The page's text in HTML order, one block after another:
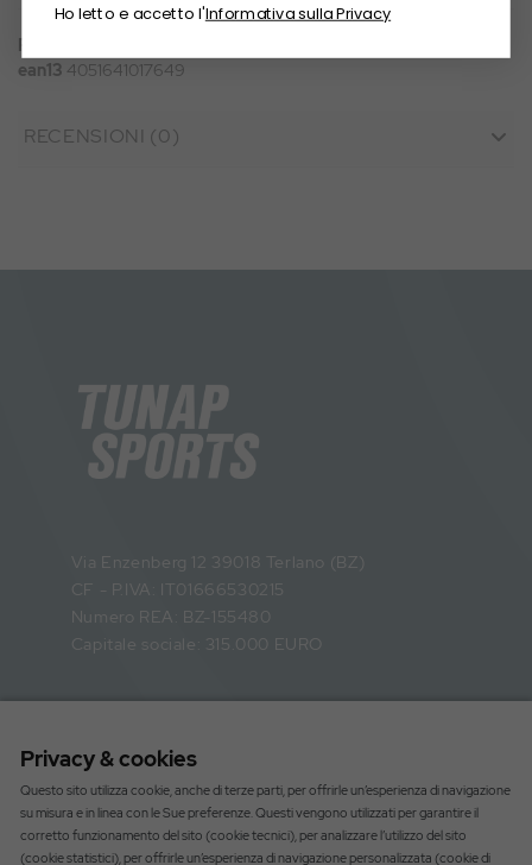
Riferimento
ean13 4051641017649
RECENSIONI (0)
Via Enzenberg 12 39018 Terlano (BZ)
CF - P.IVA: IT01666530215
Numero REA: BZ-155480
Capitale sociale: 315.000 EURO
Catalogo
Sei un'officina Bike?
Privacy & cookies
Questo sito utilizza cookie, anche di terze parti, per offrirle un’esperienza di navigazione
su misura e in linea con le Sue preferenze. Questi vengono utilizzati per garantire il
corretto funzionamento del sito (cookie tecnici), per analizzare l’utilizzo del sito
(cookie statistici), per offrirle un’esperienza di navigazione personalizzata (cookie di
Ho letto e accetto l'Informativa sulla Privacy